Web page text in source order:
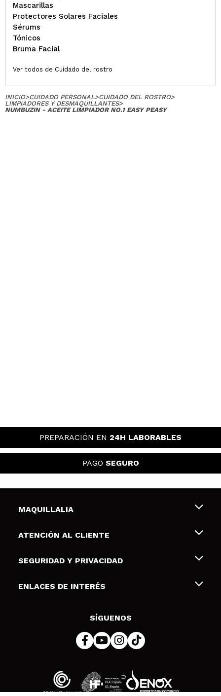
Mascarillas
Protectores Solares Faciales
Sérums
Tónicos
Bruma Facial
Ver todos de Cuidado del rostro
INICIO>CUIDADO PERSONAL>CUIDADO DEL ROSTRO>
LIMPIADORES Y DESMAQUILLANTES>
NUMBUZIN - ACEITE LIMPIADOR NO.1 EASY PEASY
PREPARACIÓN EN 24H LABORABLES
PAGO SEGURO
MAQUILLALIA
Sobre nosotros
Tarjetas de Regalo
ATENCIÓN AL CLIENTE
Envíos y devoluciones
Formas de pago
SEGURIDAD Y PRIVACIDAD
Terminos y condiciones de uso
Política de cookies
ENLACES DE INTERÉS
SÍGUENOS